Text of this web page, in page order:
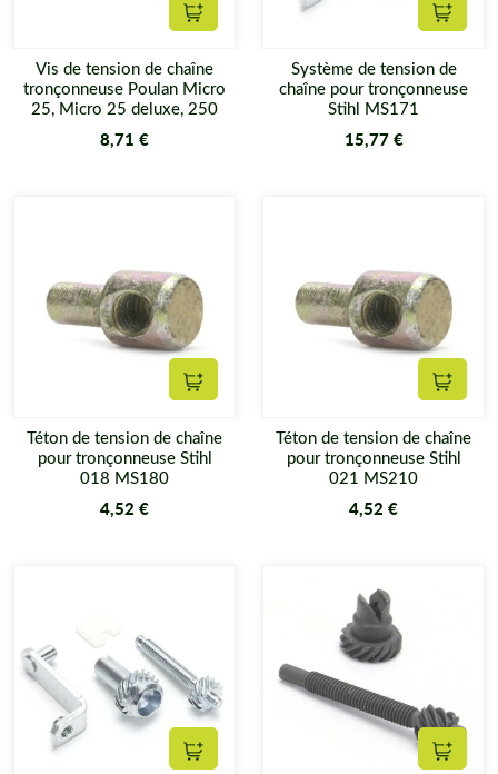
Ajouter au panier
Vis de tension de chaîne
tronçonneuse Poulan Micro
25, Micro 25 deluxe, 250
8,71 €
Système de tension de
chaîne pour tronçonneuse
Stihl MS171
15,77 €
Ajouter au panier
Téton de tension de chaîne
pour tronçonneuse Stihl
018 MS180
4,52 €
Téton de tension de chaîne
pour tronçonneuse Stihl
021 MS210
4,52 €